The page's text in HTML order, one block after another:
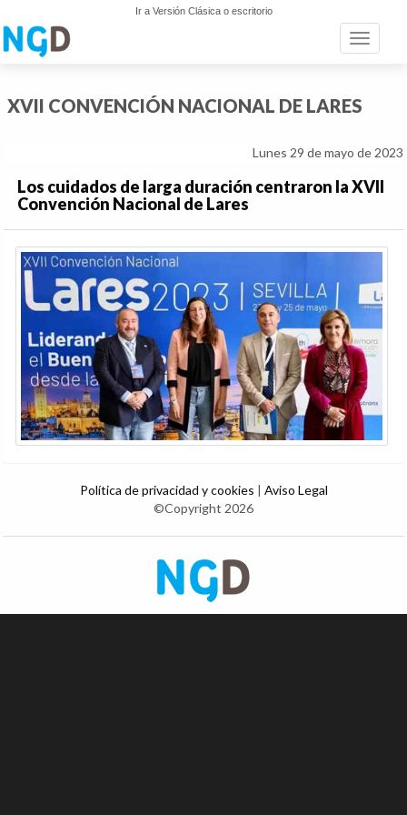
Ir a Versión Clásica o escritorio
Toggle
XVII CONVENCIÓN NACIONAL DE LARES
Lunes 29 de mayo de 2023
Los cuidados de larga duración centraron la XVII
Convención Nacional de Lares
Política de privacidad y cookies | Aviso Legal
©Copyright 2026